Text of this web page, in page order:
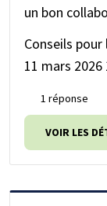
un bon
Conseils
11 mars 2026
1 réponse
VOIR LES